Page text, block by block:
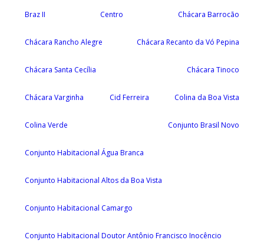
Braz II Centro Chácara Barrocão
Chácara Rancho Alegre Chácara Recanto da Vó Pepina
Chácara Santa Cecília Chácara Tinoco
Chácara Varginha Cid Ferreira Colina da Boa Vista
Colina Verde Conjunto Brasil Novo
Conjunto Habitacional Água Branca
Conjunto Habitacional Altos da Boa Vista
Conjunto Habitacional Camargo
Conjunto Habitacional Doutor Antônio Francisco Inocêncio